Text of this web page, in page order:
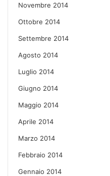
Novembre 2014
Ottobre 2014
Settembre 2014
Agosto 2014
Luglio 2014
Giugno 2014
Maggio 2014
Aprile 2014
Marzo 2014
Febbraio 2014
Gennaio 2014